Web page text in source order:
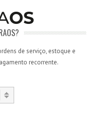
de serviço, estoque e
recorrente.